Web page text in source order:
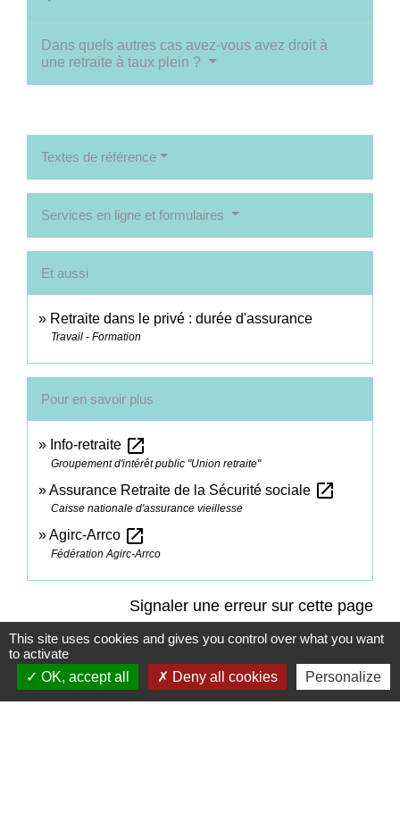
Dans quels autres cas avez-vous avez droit à
une retraite à taux plein ?
Textes de référence
Services en ligne et formulaires
Et aussi
Retraite dans le privé : durée d'assurance
Travail - Formation
Pour en savoir plus
Info-retraite open_in_new
Groupement d'intérêt public "Union retraite"
Assurance Retraite de la Sécurité sociale open_in_new
Caisse nationale d'assurance vieillesse
Agirc-Arrco open_in_new
Fédération Agirc-Arrco
Signaler une erreur sur cette page
This site uses cookies and gives you control over what you want
to activate
OK, accept all
Deny all cookies Personalize